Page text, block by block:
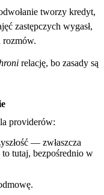
tworzy kredyt,
zastępczych wygasł,
rozmów.
relację, bo zasady są
providerów:
— zwłaszcza
tutaj, bezpośrednio w